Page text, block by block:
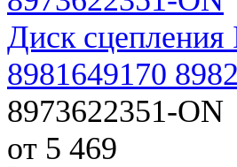
Диск
8981649170
8973622351-ON
от 5 469